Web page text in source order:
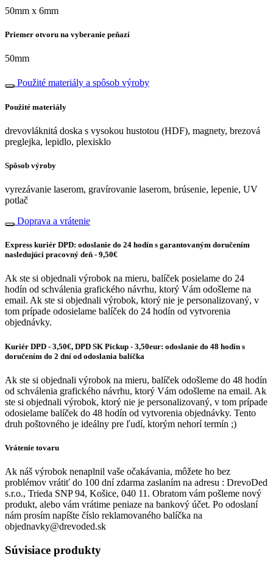
50mm x 6mm
Priemer otvoru na vyberanie peňazí
50mm
Použité materiály a spôsob výroby
Použité materiály
drevovláknitá doska s vysokou hustotou (HDF), magnety, brezová
preglejka, lepidlo, plexisklo
Spôsob výroby
vyrezávanie laserom, gravírovanie laserom, brúsenie, lepenie, UV
potlač
Doprava a vrátenie
Express kuriér DPD: odoslanie do 24 hodín s garantovaným doručením
nasledujúci pracovný deň - 9,50€
Ak ste si objednali výrobok na mieru, balíček posielame do 24
hodín od schválenia grafického návrhu, ktorý Vám odošleme na
email. Ak ste si objednali výrobok, ktorý nie je personalizovaný, v
tom prípade odosielame balíček do 24 hodín od vytvorenia
objednávky.
Kuriér DPD - 3,50€, DPD SK Pickup - 3,50eur: odoslanie do 48 hodín s
doručením do 2 dní od odoslania balíčka
Ak ste si objednali výrobok na mieru, balíček odošleme do 48 hodín
od schválenia grafického návrhu, ktorý Vám odošleme na email. Ak
ste si objednali výrobok, ktorý nie je personalizovaný, v tom prípade
odosielame balíček do 48 hodín od vytvorenia objednávky. Tento
druh poštovného je ideálny pre ľudí, ktorým nehorí termín ;)
Vrátenie tovaru
Ak náš výrobok nenaplnil vaše očakávania, môžete ho bez
problémov vrátiť do 100 dní zdarma zaslaním na adresu : DrevoDed
s.r.o., Trieda SNP 94, Košice, 040 11. Obratom vám pošleme nový
produkt, alebo vám vrátime peniaze na bankový účet. Po odoslaní
nám prosím napíšte číslo reklamovaného balíčka na
objednavky@drevoded.sk
Súvisiace produkty